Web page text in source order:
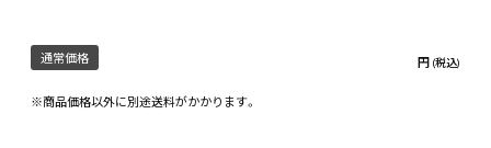
通常価格 円 (税込)
※商品価格以外に別途送料がかかります。